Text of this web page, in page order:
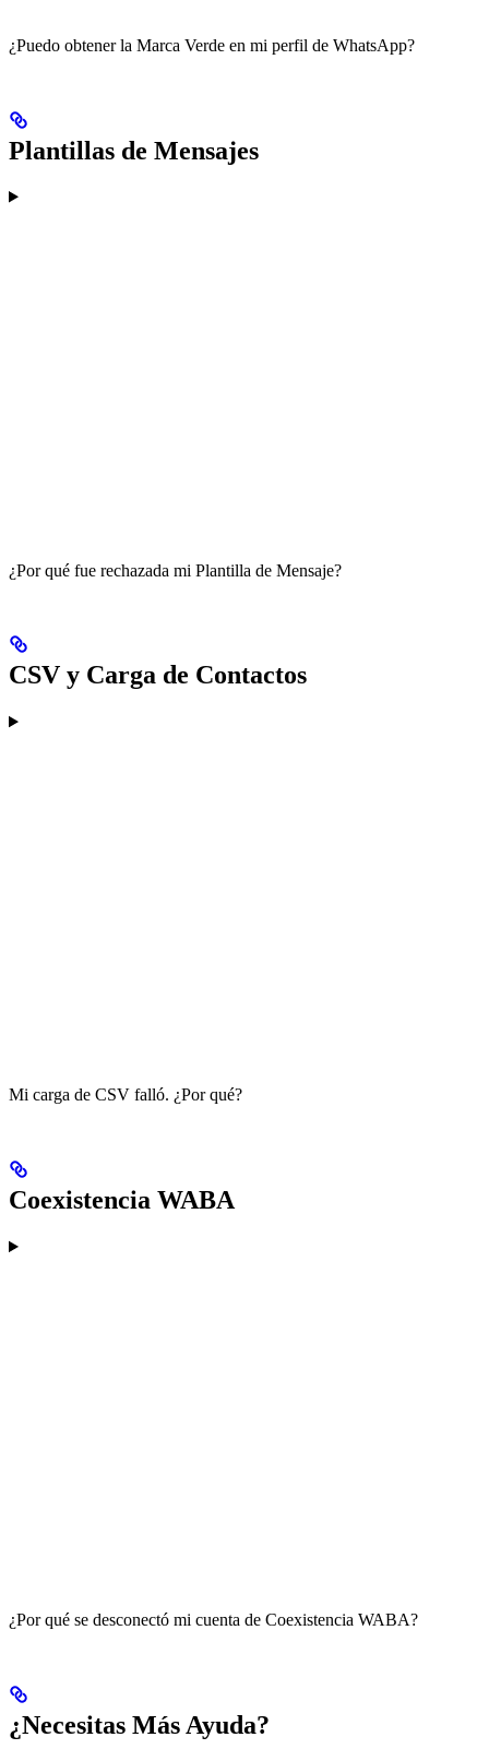
¿Puedo obtener la Marca Verde en mi perfil de WhatsApp?
Plantillas de Mensajes
¿Por qué fue rechazada mi Plantilla de Mensaje?
CSV y Carga de Contactos
Mi carga de CSV falló. ¿Por qué?
Coexistencia WABA
¿Por qué se desconectó mi cuenta de Coexistencia WABA?
¿Necesitas Más Ayuda?